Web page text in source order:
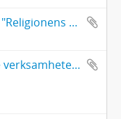
Anders Nygren: Manuskript till "Religionens hemligheter..." (Kopia)
Anders Rydberg: PM angående verksamheten vid Staats- und Universitätsbibliothek i Hamburg